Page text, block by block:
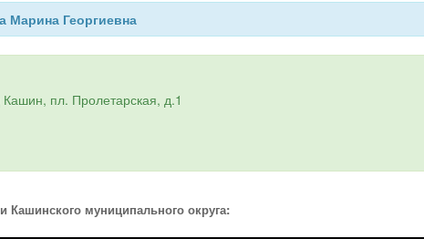
Георгиевна
пл. Пролетарская, д.1
муниципального округа: